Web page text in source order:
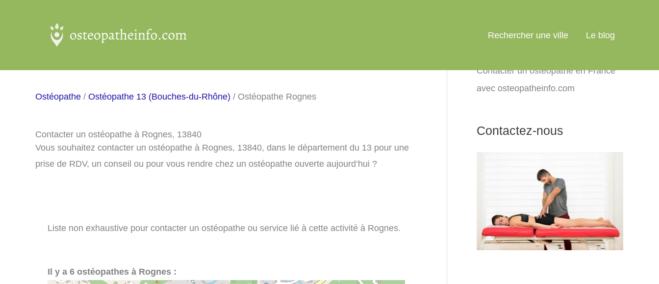
Rechercher une ville Le blog
Ostéopathe / Ostéopathe 13 (Bouches-du-Rhône) / Ostéopathe Rognes
Contacter un ostéopathe à Rognes, 13840
Vous souhaitez contacter un ostéopathe à Rognes, 13840, dans le département du 13 pour une
prise de RDV, un conseil ou pour vous rendre chez un ostéopathe ouverte aujourd’hui ?
Liste non exhaustive pour contacter un ostéopathe ou service lié à cette activité à Rognes.
Il y a 6 ostéopathes à Rognes :
Contacter un ostéopathe en France
avec osteopatheinfo.com
Contactez-nous